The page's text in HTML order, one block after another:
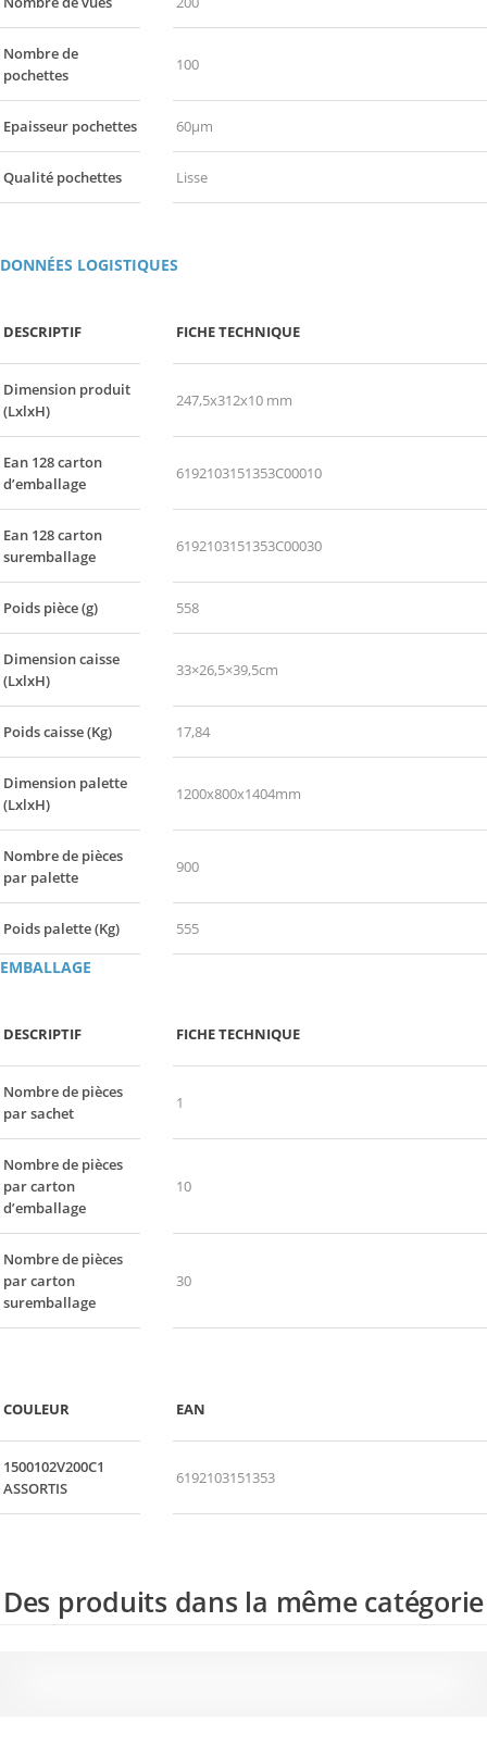
Nombre de
pochettes
100
Epaisseur pochettes 60µm
Qualité pochettes Lisse
DONNÉES LOGISTIQUES
DESCRIPTIF FICHE TECHNIQUE
Dimension produit
(LxlxH)
247,5x312x10 mm
Ean 128 carton
d’emballage
6192103151353C00010
Ean 128 carton
suremballage
6192103151353C00030
Poids pièce (g) 558
Dimension caisse
(LxlxH)
33×26,5×39,5cm
Poids caisse (Kg) 17,84
Dimension palette
(LxlxH)
1200x800x1404mm
Nombre de pièces
par palette
900
Poids palette (Kg) 555
EMBALLAGE
DESCRIPTIF FICHE TECHNIQUE
Nombre de pièces
par sachet
1
Nombre de pièces
par carton
d’emballage
10
Nombre de pièces
par carton
suremballage
30
COULEUR EAN
1500102V200C1
ASSORTIS
6192103151353
Des produits dans la même catégorie